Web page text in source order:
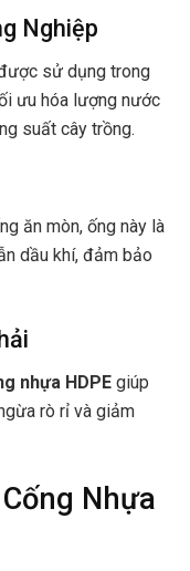
Nghiệp
sử dụng trong
ưu hóa lượng nước
suất cây trồng.
ăn mòn, ống này là
dầu khí, đảm bảo
nhựa HDPE giúp
rò rỉ và giảm
Nhựa